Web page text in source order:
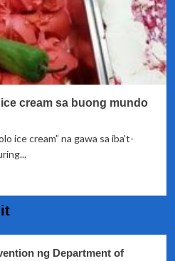
cream sa buong mundo
ice cream” na gawa sa iba’t-
ng Department of